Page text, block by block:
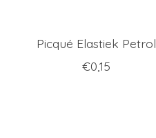
Picqué Elastiek Petrol
€0,15